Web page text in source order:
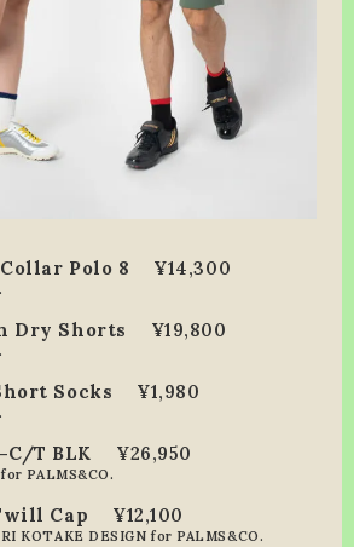
Polo 8 ¥14,300
Dry Shorts ¥19,800
Socks ¥1,980
C/T BLK ¥26,950
PALMS&CO.
Cap ¥12,100
KOTAKE DESIGN for PALMS&CO.